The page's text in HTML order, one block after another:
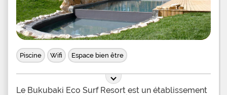
Piscine Wifi Espace bien être
Le Bukubaki Eco Surf Resort est un établissement